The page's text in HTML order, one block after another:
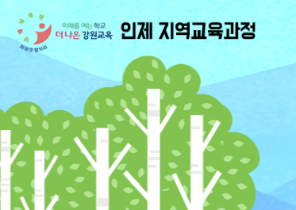
마
을
교
육
정